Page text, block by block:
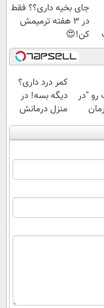
جای بخیه داری؟؟ فقط
در 3 هفته ترمیمش
کن!😍
رو "در
+
کمر درد داری؟
دیگه بسه! در
منزل درمانش
کن